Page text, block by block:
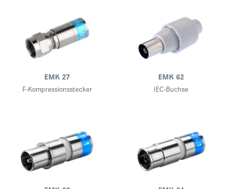
EMK 27
F-Kompressionsstecker
EMK 62
IEC-Buchse